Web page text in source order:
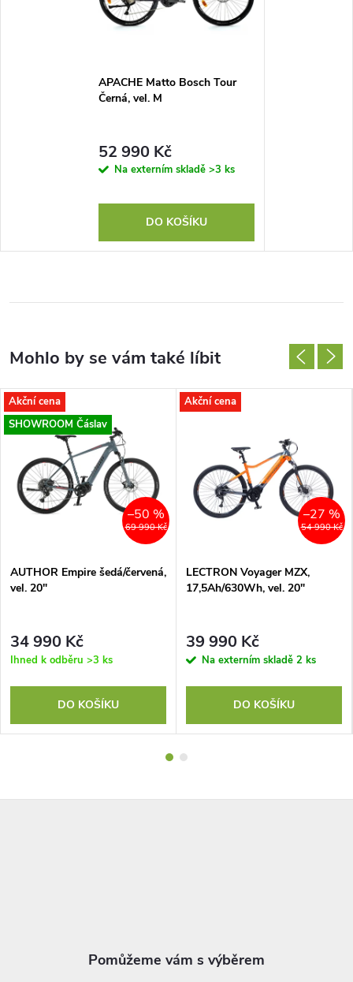
APACHE Matto Bosch Tour
Černá, vel. M
52 990 Kč
Na externím skladě >3 ks
DO KOŠÍKU
Akční cena
SHOWROOM Čáslav
69 990 Kč
–50 %
AUTHOR Empire šedá/červená,
vel. 20"
34 990 Kč
Ihned k odběru >3 ks
DO KOŠÍKU
Akční cena
54 990 Kč
–27 %
LECTRON Voyager MZX,
17,5Ah/630Wh, vel. 20"
39 990 Kč
Na externím skladě 2 ks
DO KOŠÍKU